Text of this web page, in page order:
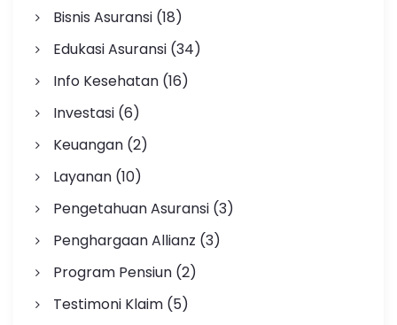
Bisnis Asuransi(18)
Edukasi Asuransi(34)
Info Kesehatan(16)
Investasi(6)
Keuangan(2)
Layanan(10)
Pengetahuan Asuransi(3)
Penghargaan Allianz (3)
Program Pensiun(2)
Testimoni Klaim(5)